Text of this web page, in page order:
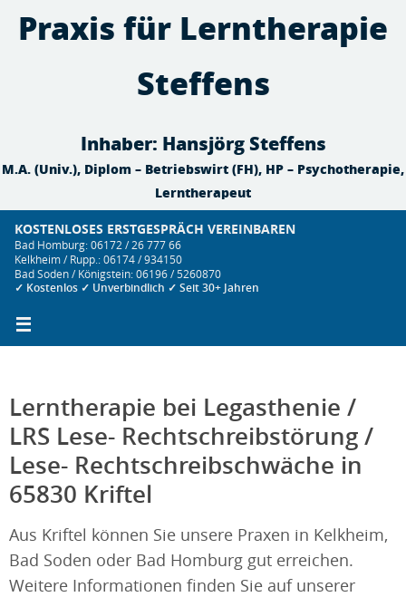
Inhalt
KOSTENLOSES ERSTGESPRÄCH VEREINBAREN
Bad Homburg: 06172 / 26 777 66
Kelkheim / Rupp.: 06174 / 934150
Bad Soden / Königstein: 06196 / 5260870
✓ Kostenlos ✓ Unverbindlich ✓ Seit 30+ Jahren
Praxis für Lerntherapie
Steffens
Inhaber: Hansjörg Steffens
M.A. (Univ.), Diplom – Betriebswirt (FH), HP – Psychotherapie,
Lerntherapeut
Lerntherapie bei Legasthenie /
LRS Lese- Rechtschreibstörung /
Lese- Rechtschreibschwäche in
65830 Kriftel
Aus Kriftel können Sie unsere Praxen in Kelkheim,
Bad Soden oder Bad Homburg gut erreichen.
Weitere Informationen finden Sie auf unserer